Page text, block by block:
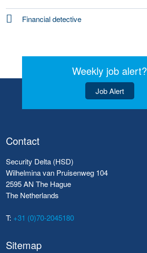
Financial detective
Weekly job alert?
Job Alert
Contact
Security Delta (HSD)
Wilhelmina van Pruisenweg 104
2595 AN The Hague
The Netherlands
T: +31 (0)70-2045180
Sitemap